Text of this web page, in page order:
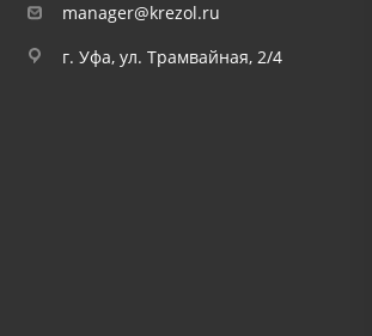
manager@krezol.ru
г. Уфа, ул. Трамвайная, 2/4